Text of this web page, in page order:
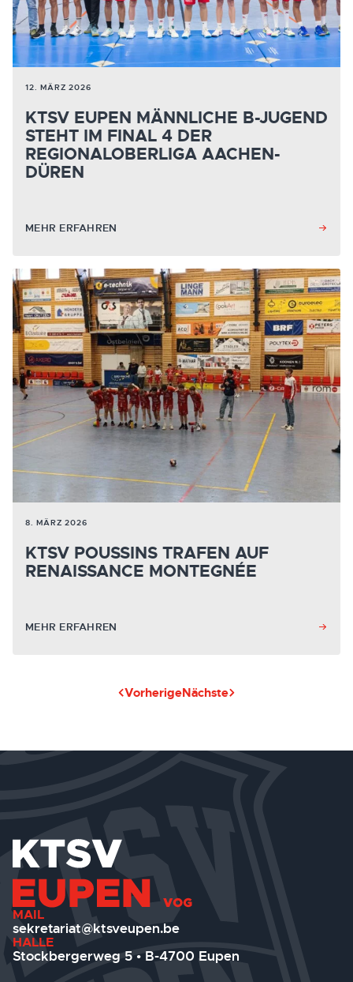
12. MÄRZ 2026
KTSV EUPEN MÄNNLICHE B-JUGEND
STEHT IM FINAL 4 DER
REGIONALOBERLIGA AACHEN-
DÜREN
MEHR ERFAHREN
8. MÄRZ 2026
KTSV POUSSINS TRAFEN AUF
RENAISSANCE MONTEGNÉE
MEHR ERFAHREN
VorherigeNächste
MAIL
sekretariat@ktsveupen.be
HALLE
Stockbergerweg 5 • B-4700 Eupen